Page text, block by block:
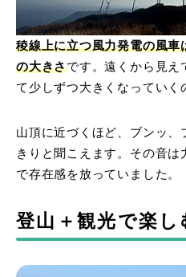
稜線上に立つ風力発電の風
の大きさです。遠くから見え
て少しずつ大きくなっていく
山頂に近づくほど、ブンッ、
きりと聞こえます。その音は
で存在感を放っていました。
登山＋観光で楽し